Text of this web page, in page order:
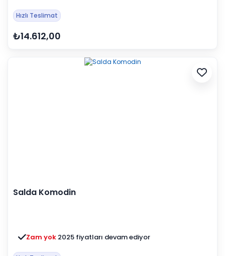
Hızlı Teslimat
₺14.612,00
Salda Komodin
Zam yok 2025 fiyatları devam ediyor